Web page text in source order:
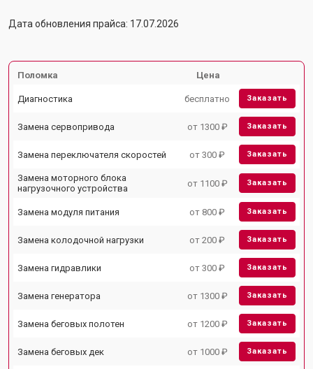
Дата обновления прайса: 17.07.2026
Поломка Цена
Диагностика бесплатно Заказать
Замена сервопривода от 1300 ₽ Заказать
Замена переключателя скоростей от 300 ₽ Заказать
Замена моторного блока
нагрузочного устройства
от 1100 ₽ Заказать
Замена модуля питания от 800 ₽ Заказать
Замена колодочной нагрузки от 200 ₽ Заказать
Замена гидравлики от 300 ₽ Заказать
Замена генератора от 1300 ₽ Заказать
Замена беговых полотен от 1200 ₽ Заказать
Замена беговых дек от 1000 ₽ Заказать